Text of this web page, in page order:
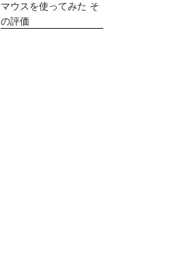
マウスを使ってみた そ
の評価